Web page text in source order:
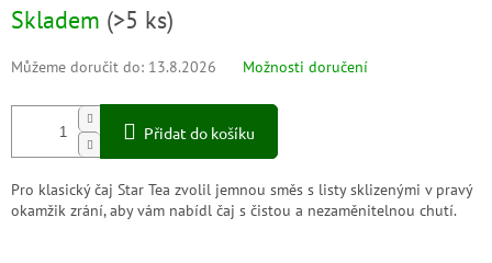
Skladem (>5 ks)
Můžeme doručit do: 13.8.2026 Možnosti doručení
Přidat do košíku
Pro klasický čaj Star Tea zvolil jemnou směs s listy sklizenými v pravý
okamžik zrání, aby vám nabídl čaj s čistou a nezaměnitelnou chutí.